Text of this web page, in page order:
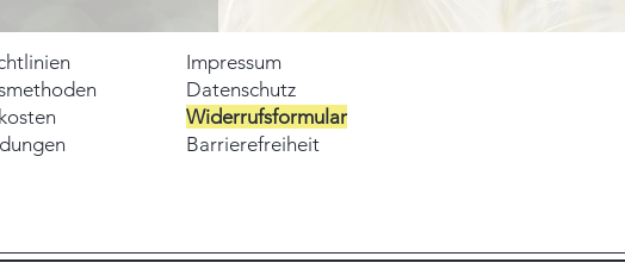
Impressum
Datenschutz
Widerrufsformular
Barrierefreiheit